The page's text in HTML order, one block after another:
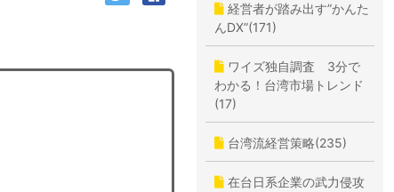
経営者が踏み出す”かんた
んDX”(171)
ワイズ独自調査 3分で
わかる！台湾市場トレンド
(17)
台湾流経営策略(235)
在台日系企業の武力侵攻